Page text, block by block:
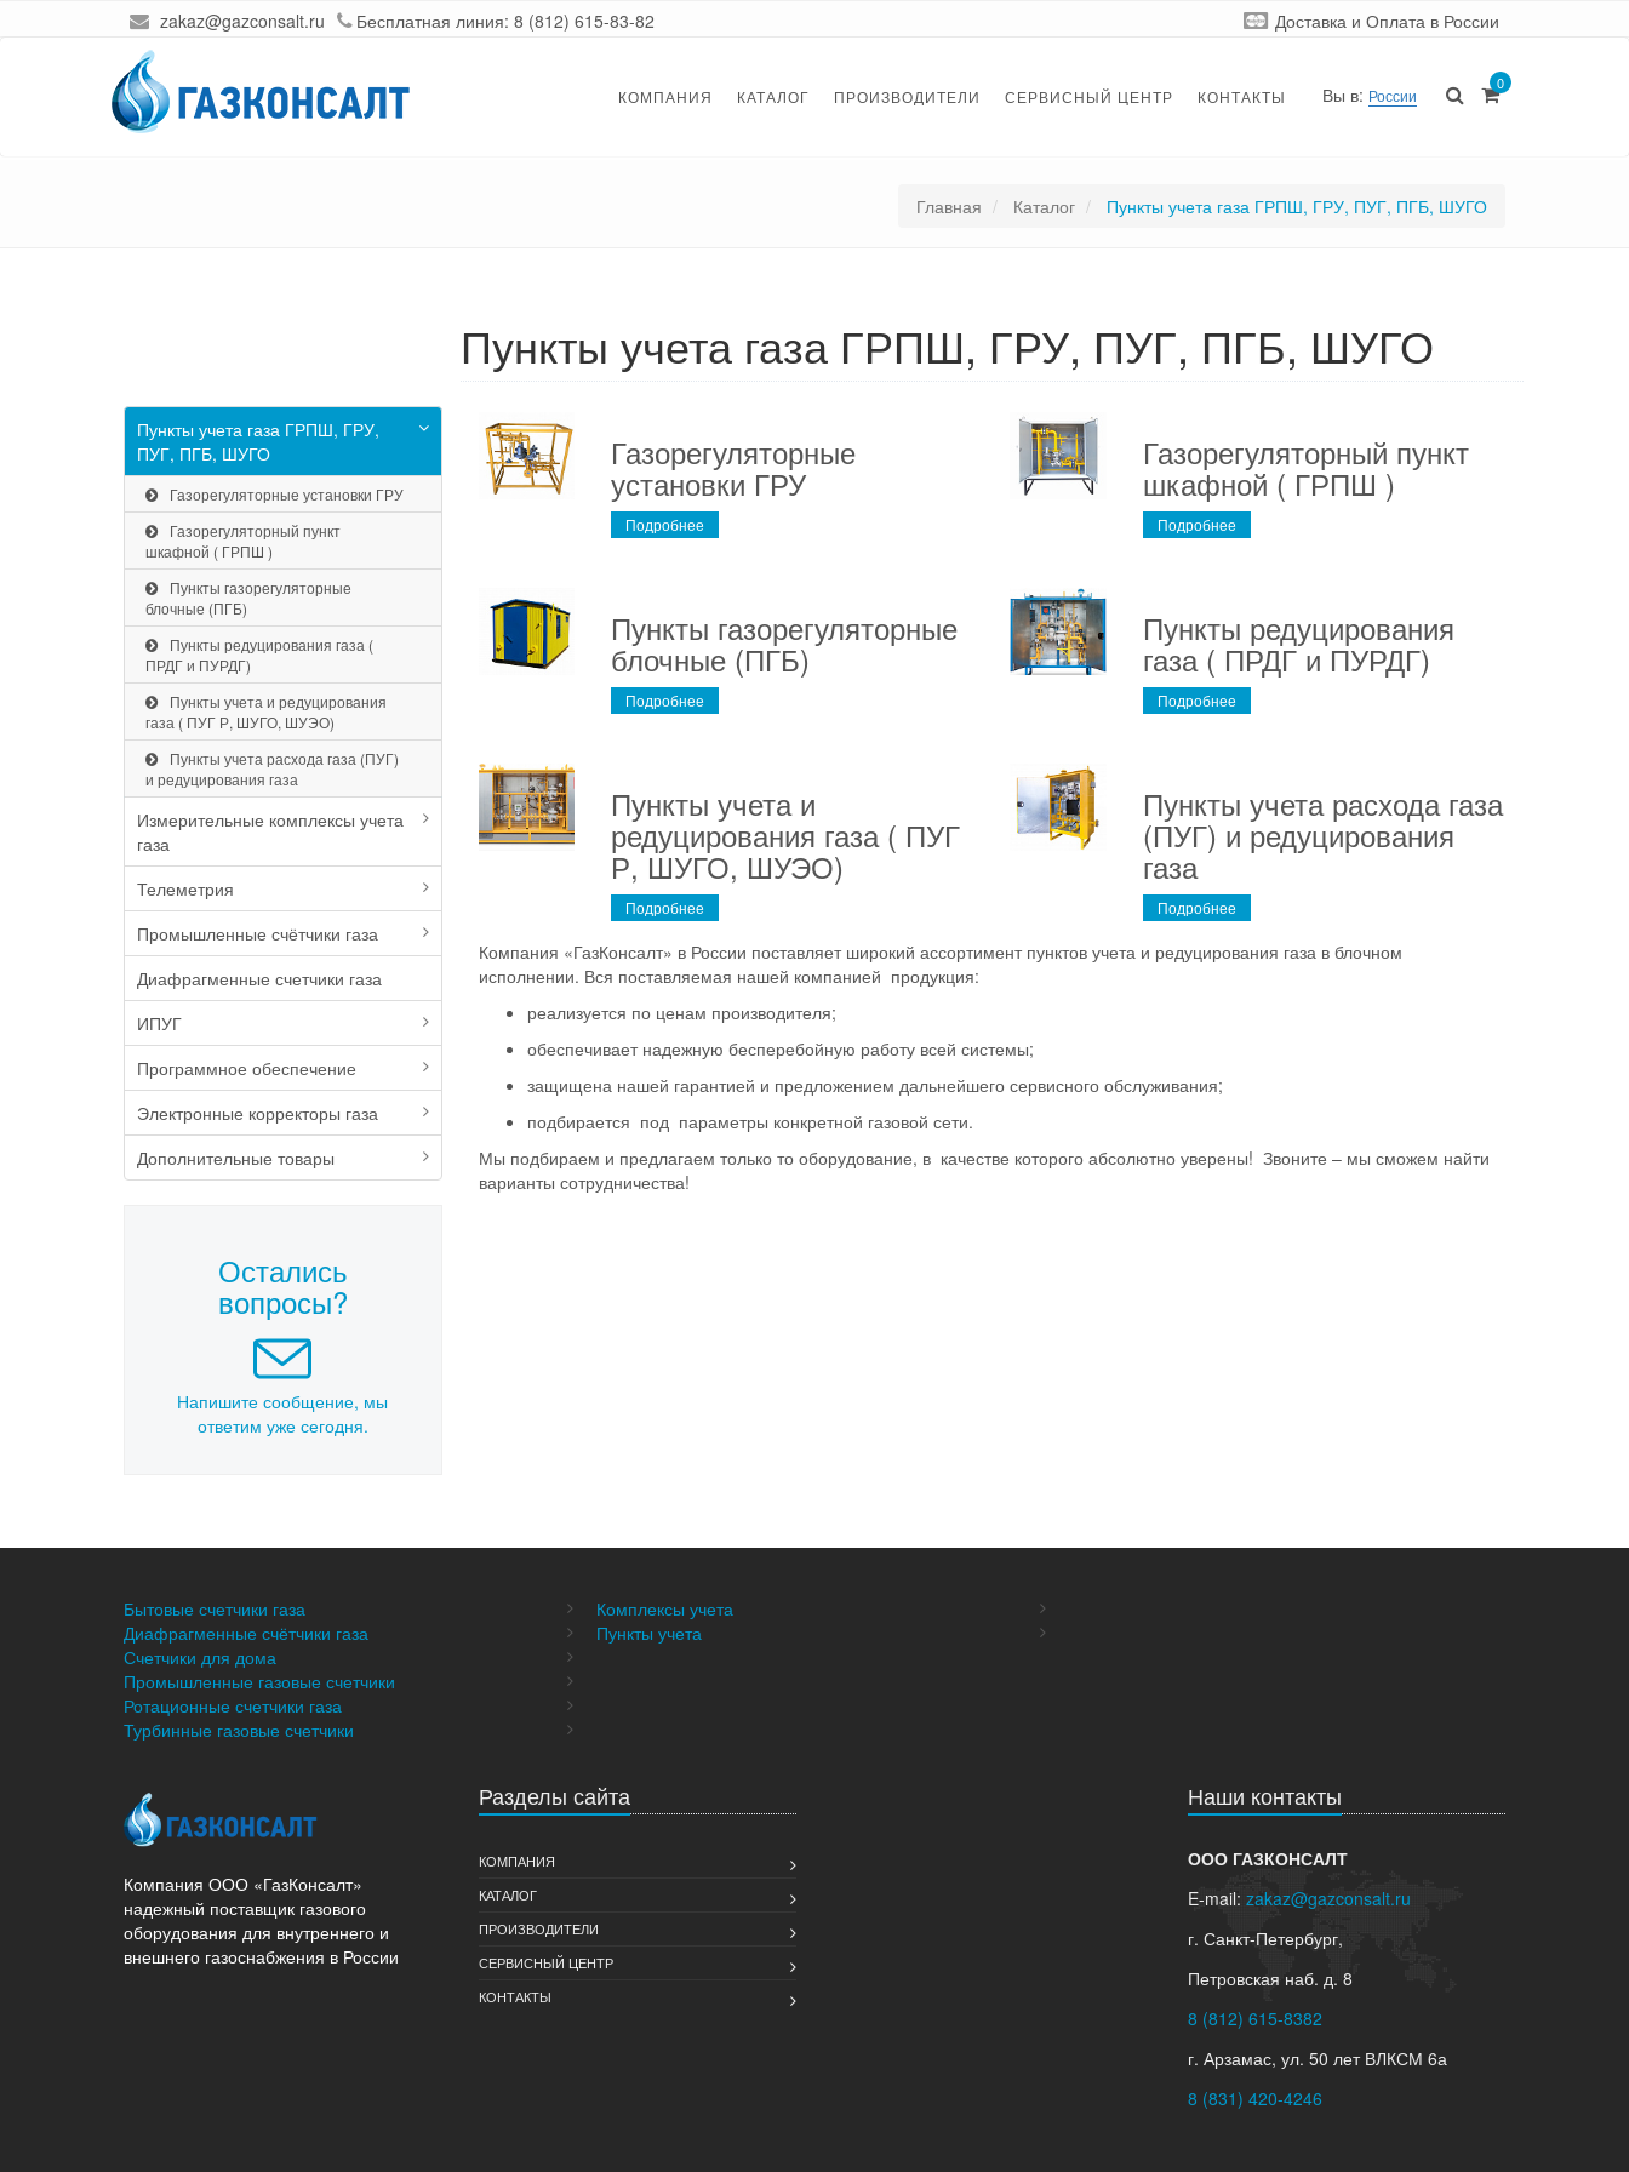
zakaz@gazconsalt.ru Бесплатная линия: 8 (812) 615-83-82 Доставка и Оплата в России
Вы в: России
0
КОМПАНИЯ КАТАЛОГ ПРОИЗВОДИТЕЛИ СЕРВИСНЫЙ ЦЕНТР КОНТАКТЫ
Главная Каталог Пункты учета газа ГРПШ, ГРУ, ПУГ, ПГБ, ШУГО
Пункты учета газа ГРПШ, ГРУ,
ПУГ, ПГБ, ШУГО
Газорегуляторные установки ГРУ
Газорегуляторный пункт
шкафной ( ГРПШ )
Пункты газорегуляторные
блочные (ПГБ)
Пункты редуцирования газа (
ПРДГ и ПУРДГ)
Пункты учета и редуцирования
газа ( ПУГ Р, ШУГО, ШУЭО)
Пункты учета расхода газа (ПУГ)
и редуцирования газа
Измерительные комплексы учета
газа
Телеметрия
Промышленные счётчики газа
Диафрагменные счетчики газа
ИПУГ
Программное обеспечение
Электронные корректоры газа
Дополнительные товары
Остались
вопросы?
Напишите сообщение, мы
ответим уже сегодня.
Пункты учета газа ГРПШ, ГРУ, ПУГ, ПГБ, ШУГО
Газорегуляторные
установки ГРУ
Подробнее
Газорегуляторный пункт
шкафной ( ГРПШ )
Подробнее
Пункты газорегуляторные
блочные (ПГБ)
Подробнее
Пункты редуцирования
газа ( ПРДГ и ПУРДГ)
Подробнее
Пункты учета и
редуцирования газа ( ПУГ
Р, ШУГО, ШУЭО)
Подробнее
Пункты учета расхода газа
(ПУГ) и редуцирования
газа
Подробнее
Компания «ГазКонсалт» в России поставляет широкий ассортимент пунктов учета и редуцирования газа в блочном
исполнении. Вся поставляемая нашей компанией продукция:
реализуется по ценам производителя;
обеспечивает надежную бесперебойную работу всей системы;
защищена нашей гарантией и предложением дальнейшего сервисного обслуживания;
подбирается под параметры конкретной газовой сети.
Мы подбираем и предлагаем только то оборудование, в качестве которого абсолютно уверены! Звоните – мы сможем найти
варианты сотрудничества!
Бытовые счетчики газа
Диафрагменные счётчики газа
Счетчики для дома
Промышленные газовые счетчики
Ротационные счетчики газа
Турбинные газовые счетчики
Комплексы учета
Пункты учета
Компания ООО «ГазКонсалт»
надежный поставщик газового
оборудования для внутреннего и
внешнего газоснабжения в России
Разделы сайта
КОМПАНИЯ
КАТАЛОГ
ПРОИЗВОДИТЕЛИ
СЕРВИСНЫЙ ЦЕНТР
КОНТАКТЫ
Наши контакты
ООО ГАЗКОНСАЛТ
E-mail: zakaz@gazconsalt.ru
г. Санкт-Петербург,
Петровская наб. д. 8
8 (812) 615-8382
г. Арзамас, ул. 50 лет ВЛКСМ 6а
8 (831) 420-4246